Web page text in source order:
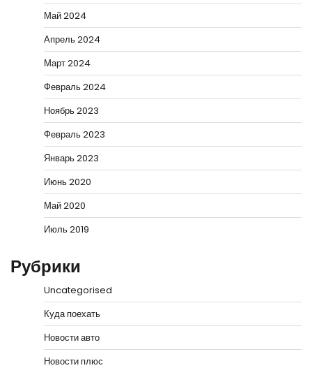
Май 2024
Апрель 2024
Март 2024
Февраль 2024
Ноябрь 2023
Февраль 2023
Январь 2023
Июнь 2020
Май 2020
Июль 2019
Рубрики
Uncategorised
Куда поехать
Новости авто
Новости плюс